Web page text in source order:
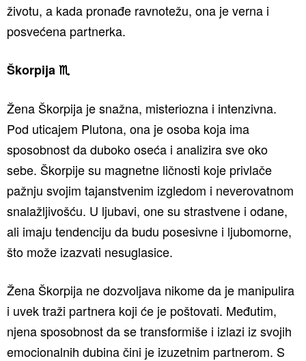
životu, a kada pronađe ravnotežu, ona je verna i
posvećena partnerka.
Škorpija ♏️
Žena Škorpija je snažna, misteriozna i intenzivna.
Pod uticajem Plutona, ona je osoba koja ima
sposobnost da duboko oseća i analizira sve oko
sebe. Škorpije su magnetne ličnosti koje privlače
pažnju svojim tajanstvenim izgledom i neverovatnom
snalažljivošću. U ljubavi, one su strastvene i odane,
ali imaju tendenciju da budu posesivne i ljubomorne,
što može izazvati nesuglasice.
Žena Škorpija ne dozvoljava nikome da je manipulira
i uvek traži partnera koji će je poštovati. Međutim,
njena sposobnost da se transformiše i izlazi iz svojih
emocionalnih dubina čini je izuzetnim partnerom. S